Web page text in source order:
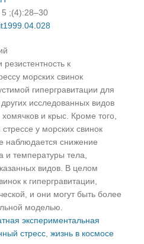
5 ;(4):28–30
к
морских свинок
гипергравитации для
исследованных видов
и крыс. Кроме того,
у морских свинок
наблюдается снижение
и температуры тела,
видов. В целом
к гипергравитации,
и они могут быть более
моделью.
экспериментальная
стресс ,жизнь в космосе